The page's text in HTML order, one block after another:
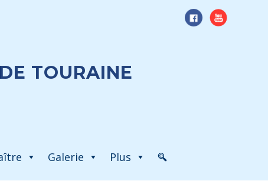
TOURAINE
Galerie Plus